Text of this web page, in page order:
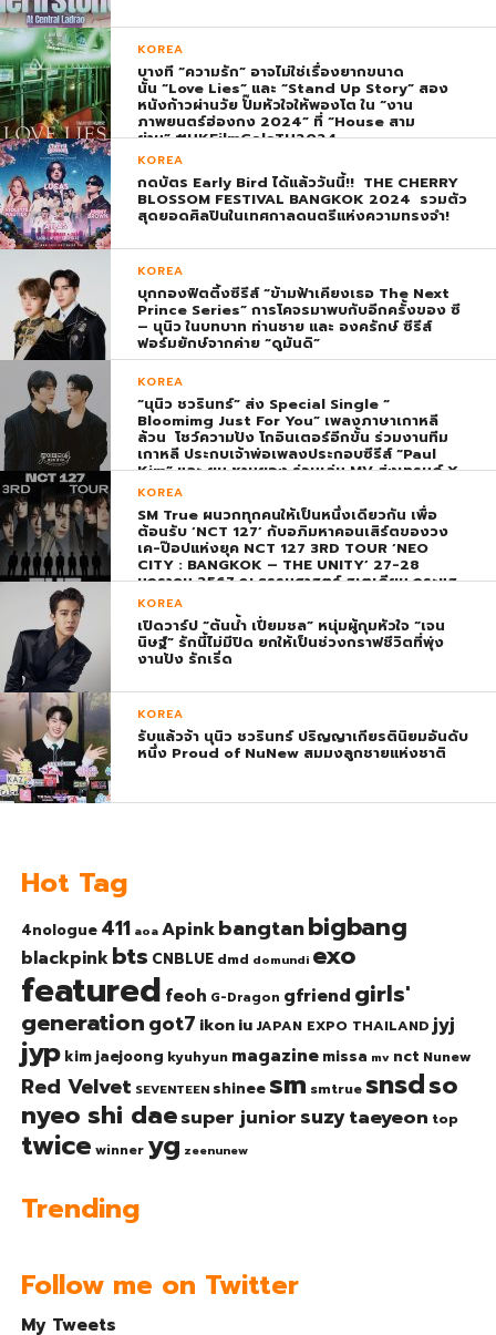
KOREA
บางที “ความรัก” อาจไม่ใช่เรื่องยากขนาด
นั้น “Love Lies” และ “Stand Up Story” สอง
หนังก้าวผ่านวัย ปั๊มหัวใจให้พองโต ใน “งาน
ภาพยนตร์ฮ่องกง 2024” ที่ “House สาม
ย่าน” #HKFilmGalaTH2024
KOREA
กดบัตร Early Bird ได้แล้ววันนี้!! THE CHERRY
BLOSSOM FESTIVAL BANGKOK 2024 รวมตัว
สุดยอดศิลปินในเทศกาลดนตรีแห่งความทรงจำ!
KOREA
บุกกองฟิตติ้งซีรีส์ “ข้ามฟ้าเคียงเธอ The Next
Prince Series” การโคจรมาพบกับอีกครั้งของ ซี
– นุนิว ในบทบาท ท่านชาย และ องครักษ์ ซีรีส์
ฟอร์มยักษ์จากค่าย “ดูมันดิ”
KOREA
“นุนิว ชวรินทร์” ส่ง Special Single “
Bloomimg Just For You” เพลงภาษาเกาหลี
ล้วน โชว์ความปัง โกอินเตอร์อีกขั้น ร่วมงานทีม
เกาหลี ประกบเจ้าพ่อเพลงประกอบซีรีส์ “Paul
Kim” และ ยุน ชานยอง ร่วมเล่น MV ส่งเทรนด์ X
พุ่ง ติดอันดับ 1 โลก
KOREA
SM True ผนวกทุกคนให้เป็นหนึ่งเดียวกัน เพื่อ
ต้อนรับ ‘NCT 127’ กับอภิมหาคอนเสิร์ตของวง
เค-ป๊อปแห่งยุค NCT 127 3RD TOUR ‘NEO
CITY : BANGKOK – THE UNITY’ 27-28
มกราคม 2567 ณ ธรรมศาสตร์ สเตเดียม กระแส
ตอบรับยิ่งใหญ่สมการรอคอย บัตร SOLD OUT
ทุกที่นั่งทันทีที่เปิดจำหน่าย !
KOREA
เปิดวาร์ป “ต้นน้ำ เปี่ยมชล” หนุ่มผู้กุมหัวใจ “เจน
นิษฐ์” รักนี้ไม่มีปิด ยกให้เป็นช่วงกราฟชีวิตที่พุ่ง
งานปัง รักเริ่ด
KOREA
รับแล้วจ้า นุนิว ชวรินทร์ ปริญญาเกียรตินิยมอันดับ
หนึ่ง Proud of NuNew สมมงลูกชายแห่งชาติ
Hot Tag
4nologue 411 aoa Apinkbangtanbigbang
blackpinkbts CNBLUE dmd domundi exo
featured feoh G-Dragon gfriend girls'
generationgot7 ikoniu JAPAN EXPO THAILAND jyj
jyp kim jaejoong kyuhyun magazine missa mv nct Nunew
Red Velvet SEVENTEEN shinee sm smtrue snsdso
nyeo shi daesuper junior suzytaeyeon top
twice winner yg zeenunew
Trending
Follow me on Twitter
My Tweets